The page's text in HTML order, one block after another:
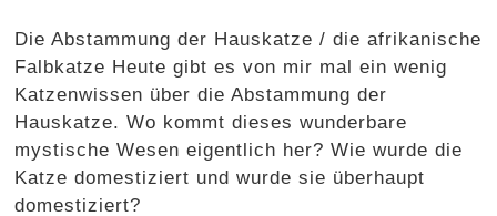
Die Abstammung der Hauskatze / die afrikanische
Falbkatze Heute gibt es von mir mal ein wenig
Katzenwissen über die Abstammung der
Hauskatze. Wo kommt dieses wunderbare
mystische Wesen eigentlich her? Wie wurde die
Katze domestiziert und wurde sie überhaupt
domestiziert?